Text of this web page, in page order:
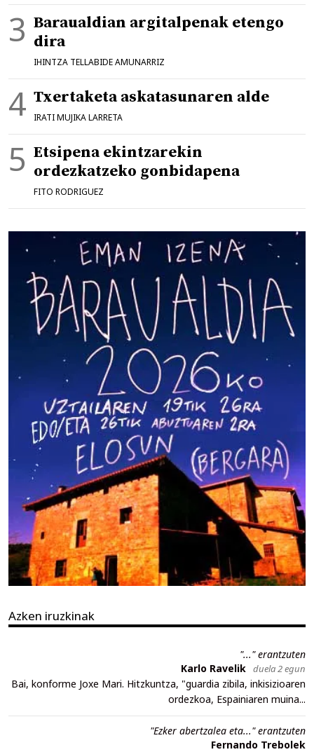
Baraualdian argitalpenak etengo
dira
IHINTZA TELLABIDE AMUNARRIZ
Txertaketa askatasunaren alde
IRATI MUJIKA LARRETA
Etsipena ekintzarekin
ordezkatzeko gonbidapena
FITO RODRIGUEZ
Azken iruzkinak
"..." erantzuten
Karlo Ravelik duela 2 egun
Bai, konforme Joxe Mari. Hitzkuntza, "guardia zibila, inkisizioaren
ordezkoa, Espainiaren muina...
"Ezker abertzalea eta..." erantzuten
Fernando Trebolek